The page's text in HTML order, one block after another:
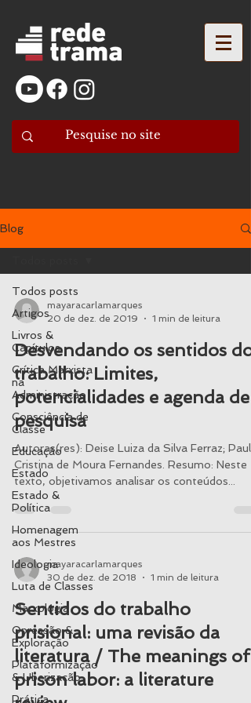
Blog
Todos posts
Artigos
Livros &
Capítulos
Crítica Marxista
na
Administração
Consciência de
Classe
Educação
Estado
Estado &
Política
Homenagem
aos Mestres
Ideologia
Luta de Classes
Marxologia
Opressão &
Exploração
Plataformização
& Uberização
Prática
mayaracarlamarques
20 de dez. de 2019
1 min de leitura
Desvendando os sentidos do
trabalho: Limites,
potencialidades e agenda de
pesquisa
Autoras(res): Deise Luiza da Silva Ferraz; Paula
Cristina de Moura Fernandes. Resumo: Neste
texto, objetivamos analisar os conteúdos...
mayaracarlamarques
30 de dez. de 2018
1 min de leitura
Sentidos do trabalho
prisional: uma revisão da
literatura / The meanings of
prison labor: a literature